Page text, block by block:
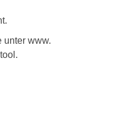
unter www.